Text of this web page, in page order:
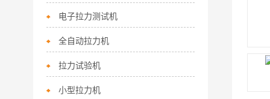
电子拉力测试机
全自动拉力机
拉力试验机
小型拉力机